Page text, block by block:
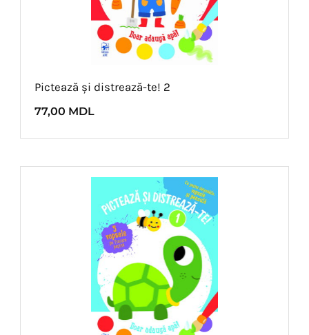
Pictează și distrează-te! 2
77,00 MDL